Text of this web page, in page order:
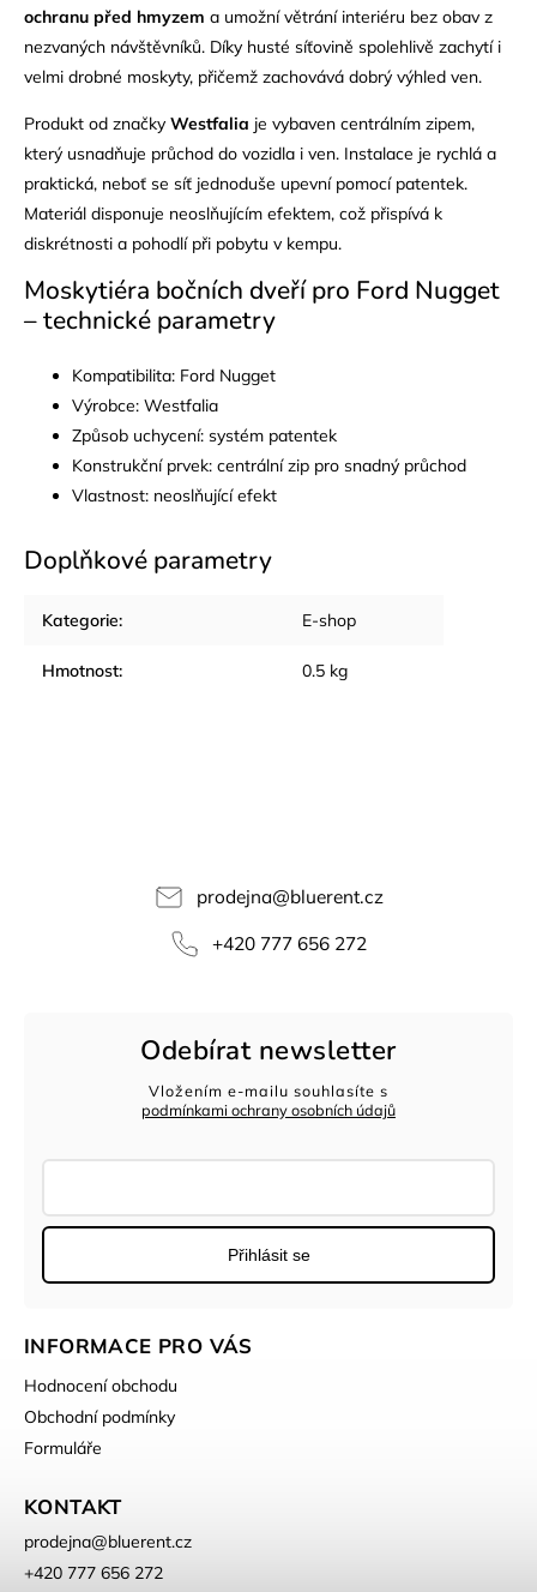
ochranu před hmyzem a umožní větrání interiéru bez obav z
nezvaných návštěvníků. Díky husté síťovině spolehlivě zachytí i
velmi drobné moskyty, přičemž zachovává dobrý výhled ven.
Produkt od značky Westfalia je vybaven centrálním zipem,
který usnadňuje průchod do vozidla i ven. Instalace je rychlá a
praktická, neboť se síť jednoduše upevní pomocí patentek.
Materiál disponuje neoslňujícím efektem, což přispívá k
diskrétnosti a pohodlí při pobytu v kempu.
Moskytiéra bočních dveří pro Ford Nugget
– technické parametry
Kompatibilita: Ford Nugget
Výrobce: Westfalia
Způsob uchycení: systém patentek
Konstrukční prvek: centrální zip pro snadný průchod
Vlastnost: neoslňující efekt
Doplňkové parametry
Kategorie: E-shop
Hmotnost: 0.5 kg
prodejna@bluerent.cz
+420 777 656 272
Odebírat newsletter
Vložením e-mailu souhlasíte s
podmínkami ochrany osobních údajů
Přihlásit se
INFORMACE PRO VÁS
Hodnocení obchodu
Obchodní podmínky
Formuláře
KONTAKT
prodejna@bluerent.cz
+420 777 656 272